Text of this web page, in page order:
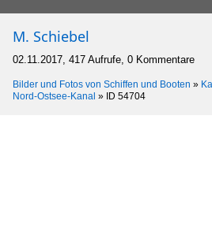
M. Schiebel
02.11.2017, 417 Aufrufe, 0 Kommentare
Bilder und Fotos von Schiffen und Booten »
Nord-Ostsee-Kanal » ID 54704